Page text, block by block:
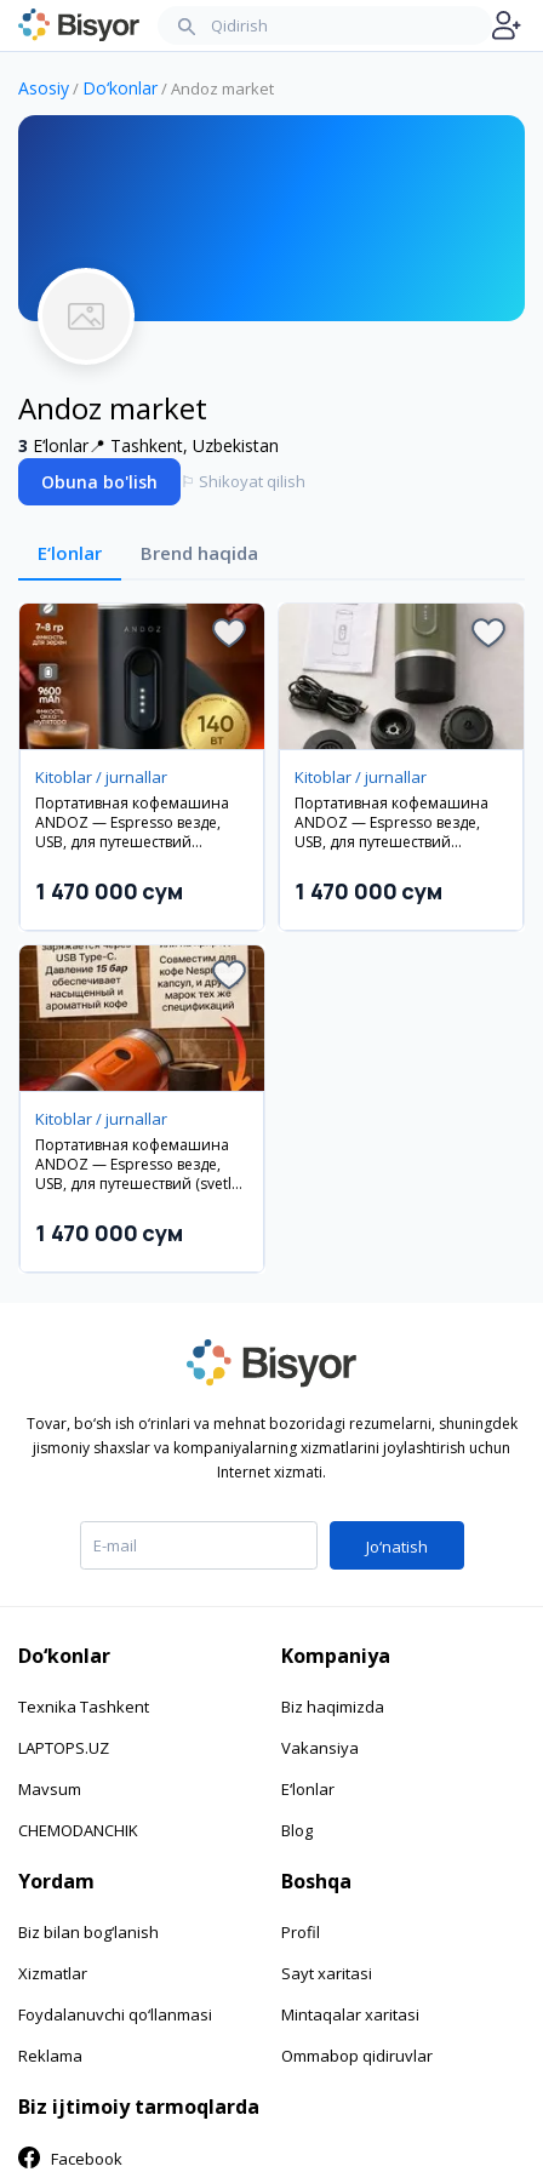
Asosiy/ Do‘konlar/Andoz market
Andoz market
3 E‘lonlar📍 Tashkent, Uzbekistan
Obuna bo'lish
⚐ Shikoyat qilish
E‘lonlar Brend haqida
Kitoblar / jurnallar
Портативная кофемашина
ANDOZ — Espresso везде,
USB, для путешествий
1 470 000 сум
Kitoblar / jurnallar
Портативная кофемашина
ANDOZ — Espresso везде,
USB, для путешествий
1 470 000 сум
Kitoblar / jurnallar
Портативная кофемашина
ANDOZ — Espresso везде,
USB, для путешествий (svetlo
1 470 000 сум
Tovar, bo‘sh ish o‘rinlari va mehnat bozoridagi rezumelarni, shuningdek
jismoniy shaxslar va kompaniyalarning xizmatlarini joylashtirish uchun
Internet xizmati.
Jo‘natish
Do‘konlar
Texnika Tashkent
LAPTOPS.UZ
Mavsum
CHEMODANCHIK
Kompaniya
Biz haqimizda
Vakansiya
E‘lonlar
Blog
Yordam
Biz bilan bog‘lanish
Xizmatlar
Foydalanuvchi qo‘llanmasi
Reklama
Boshqa
Profil
Sayt xaritasi
Mintaqalar xaritasi
Ommabop qidiruvlar
Biz ijtimoiy tarmoqlarda
Facebook